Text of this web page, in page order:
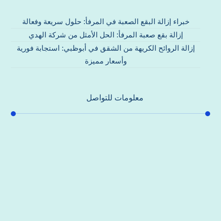
خبراء إزالة البقع الصعبة في المرفأ: حلول سريعة وفعالة
إزالة بقع صعبة المرفأ: الحل الأمثل من شركة الهدي
إزالة الروائح الكريهة من الشقق في أبوظبي: استجابة فورية
وأسعار مميزة
معلومات للتواصل